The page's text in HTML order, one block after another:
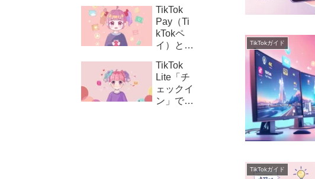
TikTokガイド
TikTokガイド
TikTok
Pay（Ti
kTokペ
イ）と
い設定の
方法とコ
イン購
入・課金
TikTok
Lite「チ
ェックイ
ン」でき